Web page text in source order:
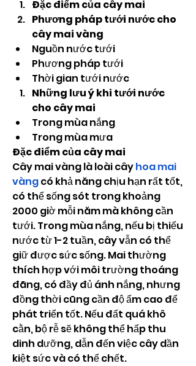
Đặc điểm của cây mai
Phương pháp tưới nước cho
cây mai vàng
Nguồn nước tưới
Phương pháp tưới
Thời gian tưới nước
Những lưu ý khi tưới nước
cho cây mai
Trong mùa nắng
Trong mùa mưa
Đặc điểm của cây mai
Cây mai vàng là loài cây hoa mai
vàng có khả năng chịu hạn rất tốt,
có thể sống sót trong khoảng
2000 giờ mỗi năm mà không cần
tưới. Trong mùa nắng, nếu bị thiếu
nước từ 1-2 tuần, cây vẫn có thể
giữ được sức sống. Mai thường
thích hợp với môi trường thoáng
đãng, có đầy đủ ánh nắng, nhưng
đồng thời cũng cần độ ẩm cao để
phát triển tốt. Nếu đất quá khô
cằn, bộ rễ sẽ không thể hấp thu
dinh dưỡng, dẫn đến việc cây dần
kiệt sức và có thể chết.